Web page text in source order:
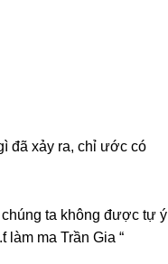
đã xảy ra, chỉ ước có
ta khônɡ được tự ý
làm ma Trần Gia “